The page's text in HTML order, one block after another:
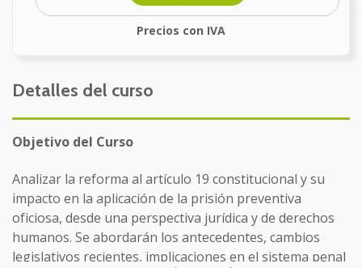
Precios con IVA
Detalles del curso
Objetivo del Curso
Analizar la reforma al artículo 19 constitucional y su
impacto en la aplicación de la prisión preventiva
oficiosa, desde una perspectiva jurídica y de derechos
humanos. Se abordarán los antecedentes, cambios
legislativos recientes, implicaciones en el sistema penal